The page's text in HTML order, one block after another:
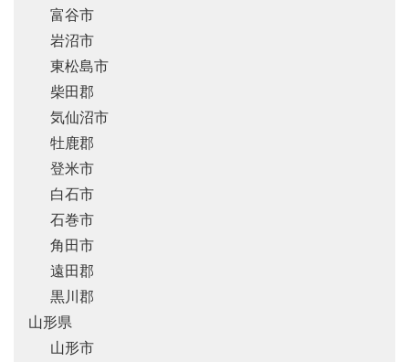
富谷市
岩沼市
東松島市
柴田郡
気仙沼市
牡鹿郡
登米市
白石市
石巻市
角田市
遠田郡
黒川郡
山形県
山形市